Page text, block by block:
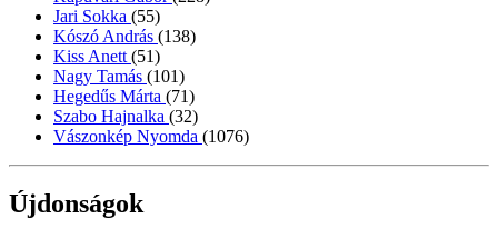
Jari Sokka (55)
Kószó András (138)
Kiss Anett (51)
Nagy Tamás (101)
Hegedűs Márta (71)
Szabo Hajnalka (32)
Vászonkép Nyomda (1076)
Újdonságok